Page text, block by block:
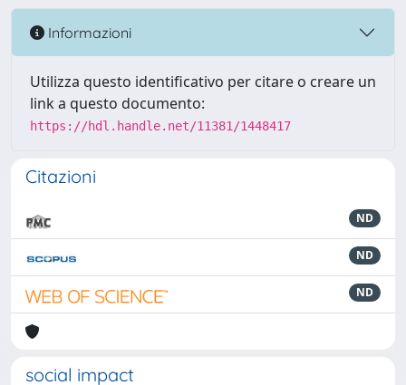
Informazioni
Utilizza questo identificativo per citare o creare un
link a questo documento:
https://hdl.handle.net/11381/1448417
Citazioni
ND
ND
ND
social impact